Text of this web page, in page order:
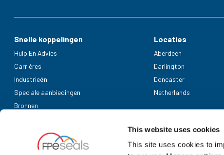
This website uses cookies
This site uses cookies to
Snelle koppelingen
Hulp En Advies
Carrières
Industrieën
Speciale aanbiedingen
Bronnen
Locaties
Aberdeen
Darlington
Doncaster
Netherlands
Geaccepteerde betaalmethoden